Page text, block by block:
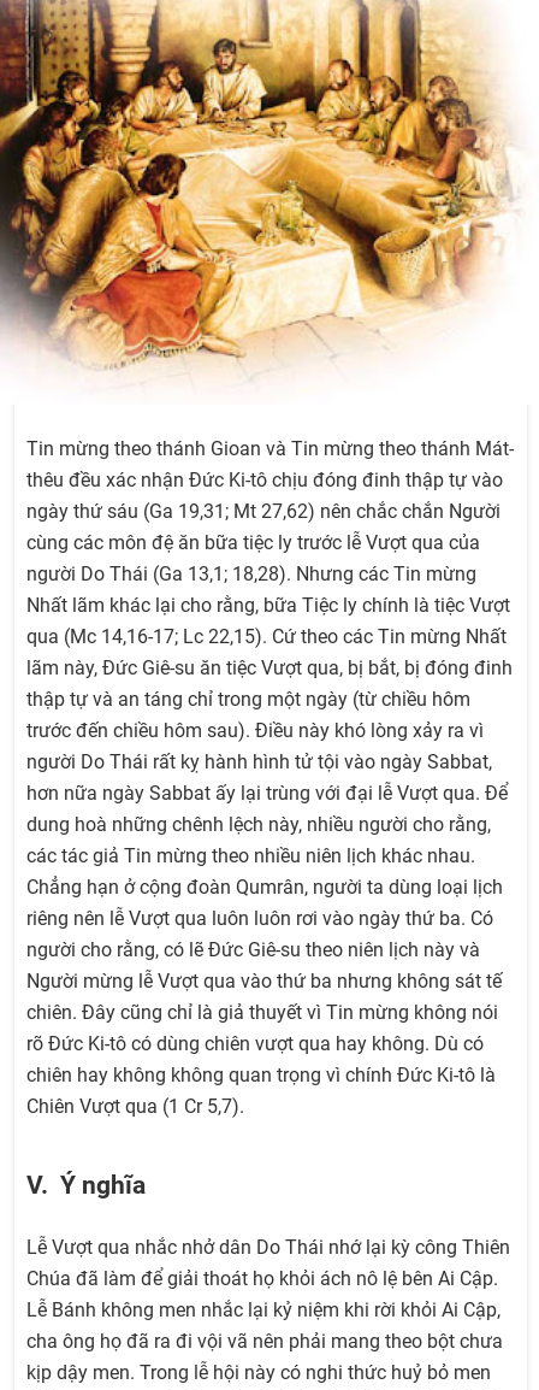
Tin mừng theo thánh Gioan và Tin mừng theo thánh Mát-
thêu đều xác nhận Đức Ki-tô chịu đóng đinh thập tự vào
ngày thứ sáu (Ga 19,31; Mt 27,62) nên chắc chắn Người
cùng các môn đệ ăn bữa tiệc ly trước lễ Vượt qua của
người Do Thái (Ga 13,1; 18,28). Nhưng các Tin mừng
Nhất lãm khác lại cho rằng, bữa Tiệc ly chính là tiệc Vượt
qua (Mc 14,16-17; Lc 22,15). Cứ theo các Tin mừng Nhất
lãm này, Đức Giê-su ăn tiệc Vượt qua, bị bắt, bị đóng đinh
thập tự và an táng chỉ trong một ngày (từ chiều hôm
trước đến chiều hôm sau). Điều này khó lòng xảy ra vì
người Do Thái rất kỵ hành hình tử tội vào ngày Sabbat,
hơn nữa ngày Sabbat ấy lại trùng với đại lễ Vượt qua. Để
dung hoà những chênh lệch này, nhiều người cho rằng,
các tác giả Tin mừng theo nhiều niên lịch khác nhau.
Chẳng hạn ở cộng đoàn Qumrân, người ta dùng loại lịch
riêng nên lễ Vượt qua luôn luôn rơi vào ngày thứ ba. Có
người cho rằng, có lẽ Đức Giê-su theo niên lịch này và
Người mừng lễ Vượt qua vào thứ ba nhưng không sát tế
chiên. Đây cũng chỉ là giả thuyết vì Tin mừng không nói
rõ Đức Ki-tô có dùng chiên vượt qua hay không. Dù có
chiên hay không không quan trọng vì chính Đức Ki-tô là
Chiên Vượt qua (1 Cr 5,7).
V. Ý nghĩa
Lễ Vượt qua nhắc nhở dân Do Thái nhớ lại kỳ công Thiên
Chúa đã làm để giải thoát họ khỏi ách nô lệ bên Ai Cập.
Lễ Bánh không men nhắc lại kỷ niệm khi rời khỏi Ai Cập,
cha ông họ đã ra đi vội vã nên phải mang theo bột chưa
kịp dậy men. Trong lễ hội này có nghi thức huỷ bỏ men